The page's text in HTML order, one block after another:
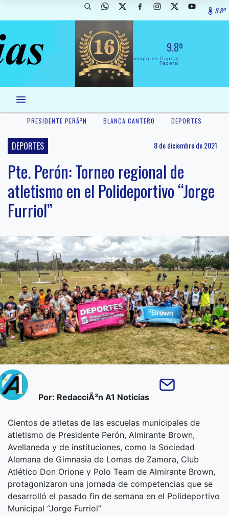
9.8º
9.8º
El Tiempo en Capital
Federal
PRESIDENTE PERÃ³N BLANCA CANTERO DEPORTES
DEPORTES 8 de diciembre de 2021
Pte. Perón: Torneo regional de
atletismo en el Polideportivo “Jorge
Furriol”
Por: RedacciÃ³n A1 Noticias
Cientos de atletas de las escuelas municipales de
atletismo de Presidente Perón, Almirante Brown,
Avellaneda y de instituciones, como la Sociedad
Alemana de Gimnasia de Lomas de Zamora, Club
Atlético Don Orione y Polo Team de Almirante Brown,
protagonizaron una jornada de competencias que se
desarrolló el pasado fin de semana en el Polideportivo
Municipal “Jorge Furriol”